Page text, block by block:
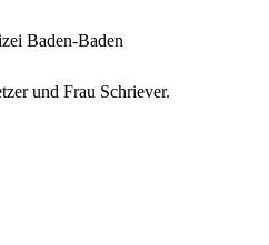
Baden-Baden
und Frau Schriever.